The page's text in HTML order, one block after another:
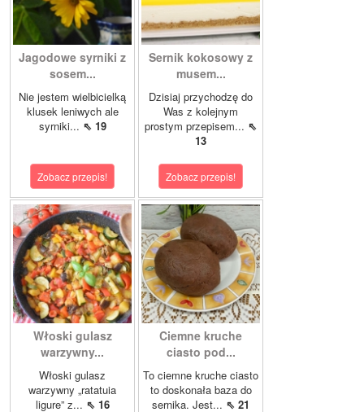
Jagodowe syrniki z
sosem...
Nie jestem wielbicielką
klusek leniwych ale
syrniki... ⇖ 19
Zobacz przepis!
Sernik kokosowy z
musem...
Dzisiaj przychodzę do
Was z kolejnym
prostym przepisem... ⇖
13
Zobacz przepis!
Włoski gulasz
warzywny...
Włoski gulasz
warzywny „ratatuia
ligure” z... ⇖ 16
Ciemne kruche
ciasto pod...
To ciemne kruche ciasto
to doskonała baza do
sernika. Jest... ⇖ 21